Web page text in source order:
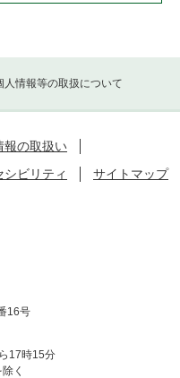
人情報等の取扱について
報の取扱い
シビリティ サイトマップ
16号
17時15分
く